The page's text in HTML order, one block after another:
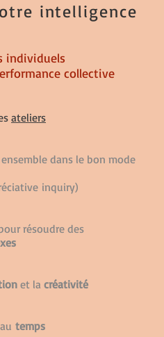
intelligence
individuels
collective
ateliers
ensemble dans le bon mode
inquiry)
résoudre des
et la créativité
temps